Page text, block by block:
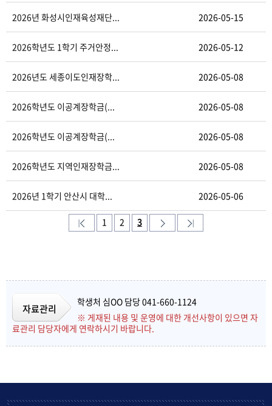
2026년 화성시인재육성재단... 2026-05-15
2026학년도 1학기 주거안정... 2026-05-12
2026년도 세종이도인재장학... 2026-05-08
2026학년도 이공계장학금(... 2026-05-08
2026학년도 이공계장학금(... 2026-05-08
2026학년도 지역인재장학금... 2026-05-08
2026년 1학기 안산시 대학... 2026-05-06
1 2 3
자료관리
학생처 심OO 담당 041-660-1124
※ 게재된 내용 및 운영에 대한 개선사항이 있으면 자
료관리 담당자에게 연락하시기 바랍니다.